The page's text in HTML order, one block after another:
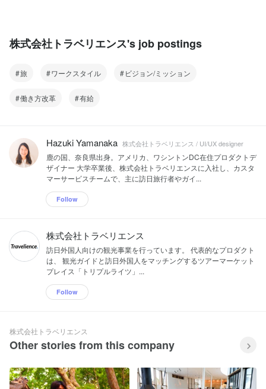
株式会社トラベリエンス's job postings
旅 ワークスタイル ビジョン/ミッション
働き方改革 有給
Hazuki Yamanaka 株式会社トラベリエンス / UI/UX designer
鹿の国、奈良県出身。アメリカ、ワシントンDC在住プロダクトデ
ザイナー 大学卒業後、株式会社トラベリエンスに入社し、カスタ
マーサービスチームで、主に訪日旅行者やガイ...
Follow
株式会社トラベリエンス
訪日外国人向けの観光事業を行っています。 代表的なプロダクト
は、 観光ガイドと訪日外国人をマッチングするツアーマーケット
プレイス「トリプルライツ」...
Follow
株式会社トラベリエンス
Other stories from this company